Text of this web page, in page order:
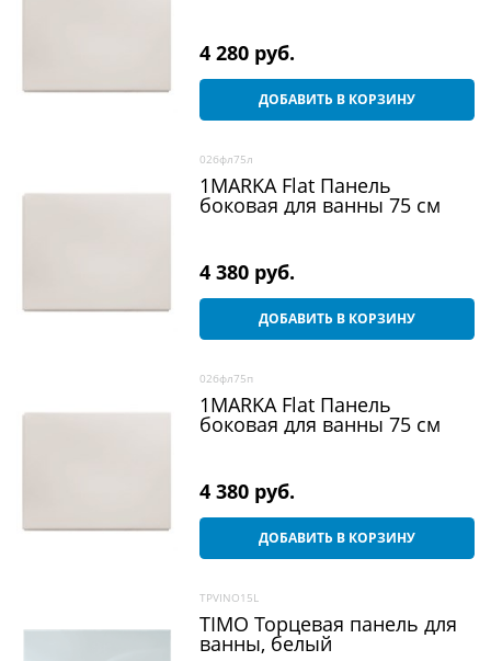
4 280 руб.
ДОБАВИТЬ В КОРЗИНУ
02бфл75л
1MARKA Flat Панель
боковая для ванны 75 см
4 380 руб.
ДОБАВИТЬ В КОРЗИНУ
02бфл75п
1MARKA Flat Панель
боковая для ванны 75 см
4 380 руб.
ДОБАВИТЬ В КОРЗИНУ
TPVINO15L
TIMO Торцевая панель для
ванны, белый